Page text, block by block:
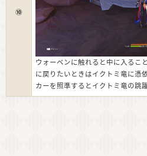
⑩
ウォーベンに触れると中に入るこ
に戻りたいときはイクトミ竜に憑
カーを照準するとイクトミ竜の跳